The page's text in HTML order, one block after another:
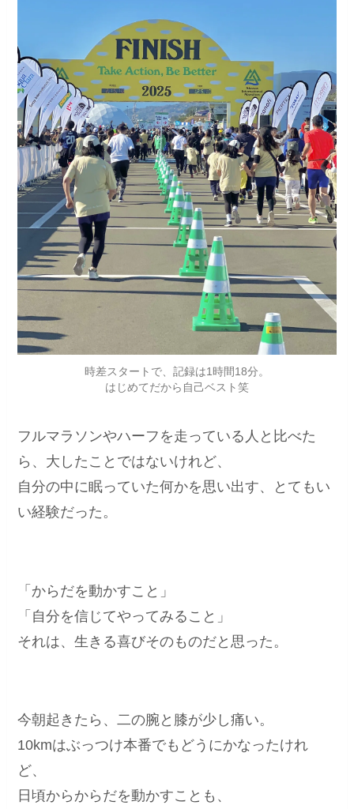
時差スタートで、記録は1時間18分。
はじめてだから自己ベスト笑
フルマラソンやハーフを走っている人と比べた
ら、大したことではないけれど、
自分の中に眠っていた何かを思い出す、とてもい
い経験だった。
「からだを動かすこと」
「自分を信じてやってみること」
それは、生きる喜びそのものだと思った。
今朝起きたら、二の腕と膝が少し痛い。
10kmはぶっつけ本番でもどうにかなったけれ
ど、
日頃からからだを動かすことも、